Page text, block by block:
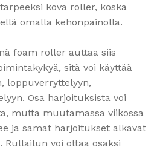
kova roller, koska
omalla kehonpainolla.
foam roller auttaa siis
sitä voi käyttää
loppuverryttelyyn,
Osa harjoituksista voi
mutta muutamassa viikossa
ja samat harjoitukset alkavat
voi ottaa osaksi